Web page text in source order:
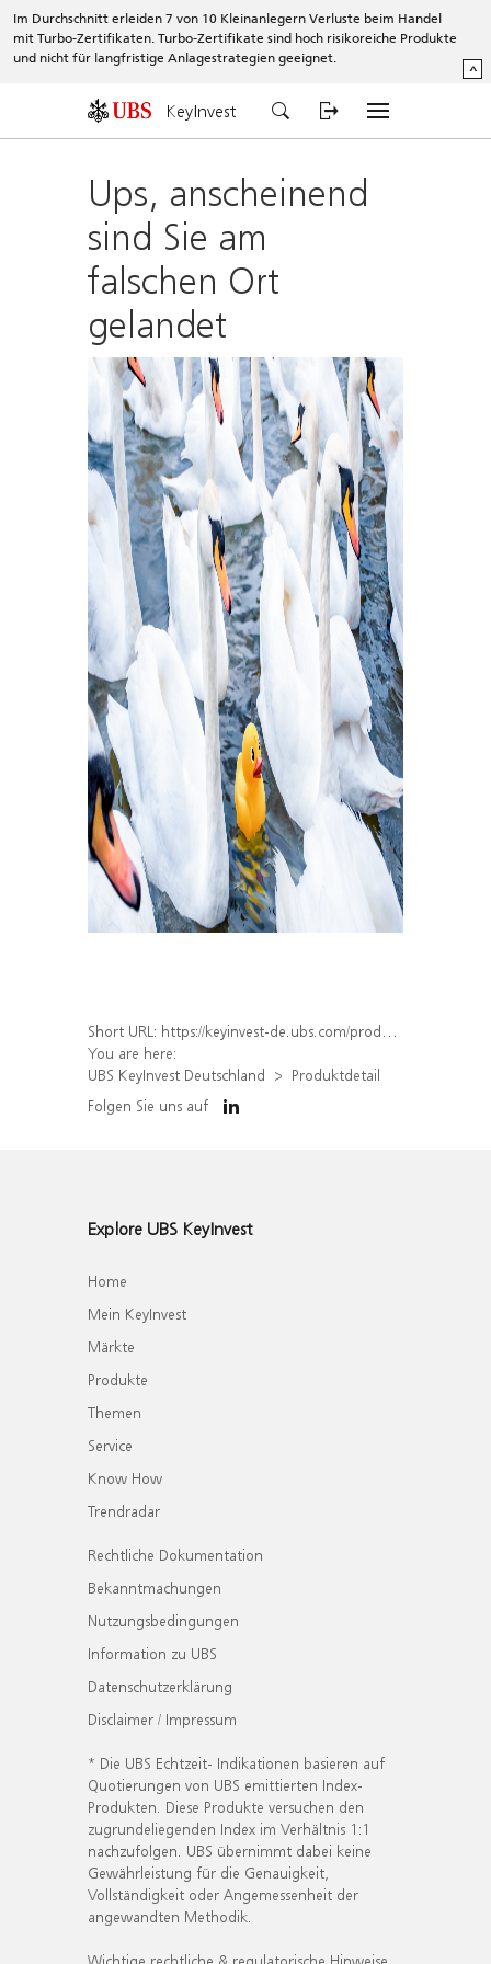
Im Durchschnitt erleiden 7 von 10 Kleinanlegern Verluste beim Handel
mit Turbo-Zertifikaten. Turbo-Zertifikate sind hoch risikoreiche Produkte
und nicht für langfristige Anlagestrategien geeignet.
^
KeyInvest
Ups, anscheinend
sind Sie am
falschen Ort
gelandet
Short URL: https://keyinvest-de.ubs.com/produkt/detail/index/isin/DE000WA6ENG0
You are here:
UBS KeyInvest Deutschland
Produktdetail
Folgen Sie uns auf
Explore UBS KeyInvest
Home
Mein KeyInvest
Märkte
Produkte
Themen
Service
Know How
Trendradar
Rechtliche Dokumentation
Bekanntmachungen
Nutzungsbedingungen
Information zu UBS
Datenschutzerklärung
Disclaimer / Impressum
* Die UBS Echtzeit- Indikationen basieren auf
Quotierungen von UBS emittierten Index-
Produkten. Diese Produkte versuchen den
zugrundeliegenden Index im Verhältnis 1:1
nachzufolgen. UBS übernimmt dabei keine
Gewährleistung für die Genauigkeit,
Vollständigkeit oder Angemessenheit der
angewandten Methodik.